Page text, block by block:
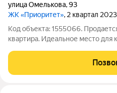
улица Омелькова,93
ЖК «Приоритет», 2 квартал 2023
Код объекта: 1555066.
квартира. Идеальное место
Все коммуникации
понижен. Инфраструктура: ЖК